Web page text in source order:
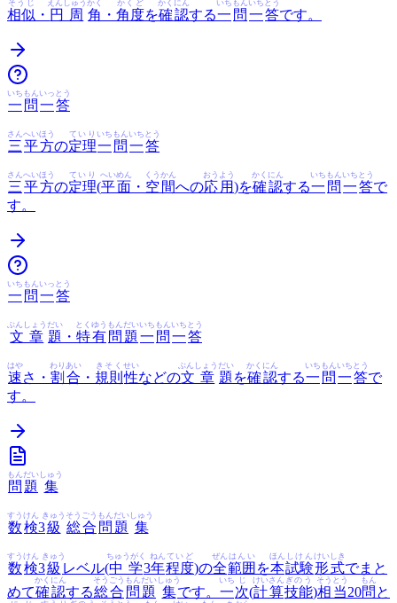
相似
そうじ
・ 円周
えんしゅう
角
かく
・ 角度
かくど
を確認
かくにん
する一
いち
問
もん
一
いち
答
とう
です。
一
いち
問
もん
一
いっ
答
とう
三
さん
平方
へいほう
の定理
ていり
一
いち
問
もん
一
いち
答
とう
三
さん
平方
へいほう
の定理
ていり
(平面
へいめん
・ 空間
くうかん
への応用
おうよう
)を確認
かくにん
する一
いち
問
もん
一
いち
答
とう
で
す。
一
いち
問
もん
一
いっ
答
とう
文章
ぶんしょう
題
だい
・ 特有
とくゆう
問題
もんだい
一
いち
問
もん
一
いち
答
とう
速
はや
さ・ 割合
わりあい
・ 規則
きそく
性
せい
などの文章
ぶんしょう
題
だい
を確認
かくにん
する一
いち
問
もん
一
いち
答
とう
で
す。
問
もん
題
だい
集
しゅう
数
すう
検
けん
3級
きゅう
総合
そうごう
問題
もんだい
集
しゅう
数
すう
検
けん
3級
きゅう
レベル(中学
ちゅうがく
3年
ねん
程度
ていど
)の全
ぜん
範囲
はんい
を本
ほん
試験
しけん
形式
けいしき
でまと
めて確認
かくにん
する総合
そうごう
問題
もんだい
集
しゅう
です。 一
いち
次
じ
(計算
けいさん
技能
ぎのう
)相当
そうとう
20問
もん
と